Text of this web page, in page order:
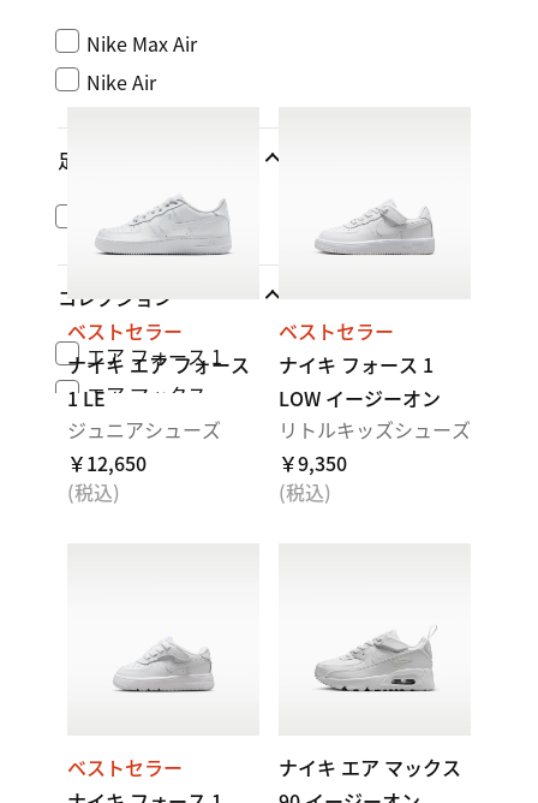
Nike Max Air
Nike Air
足幅
レギュラー
コレクション
エア フォース 1
エア マックス
ベストセラー
ナイキ エア フォース
1 LE
ジュニアシューズ
￥12,650
(税込)
ベストセラー
ナイキ フォース 1
LOW イージーオン
リトルキッズシューズ
￥9,350
(税込)
ベストセラー
ナイキ エア マックス